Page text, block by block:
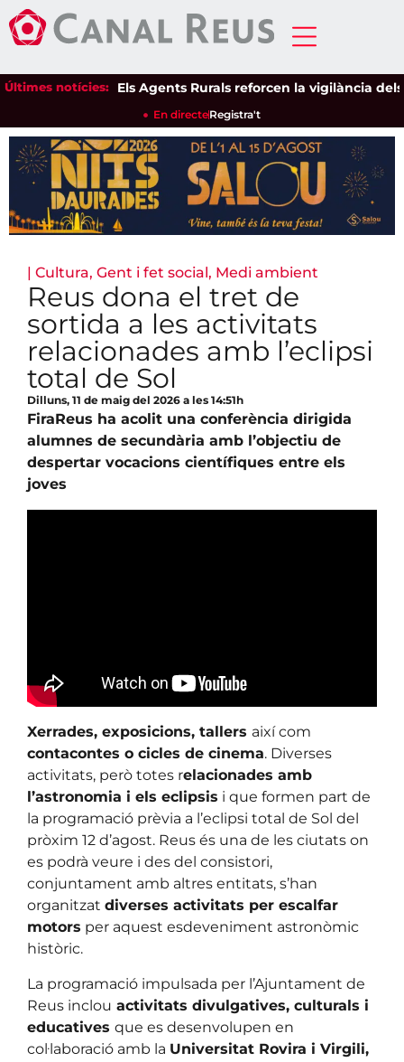
Últimes notícies:Els Agents Rurals reforcen la vigilància dels
En directeRegistra't
| Cultura, Gent i fet social, Medi ambient
Reus dona el tret de
sortida a les activitats
relacionades amb l’eclipsi
total de Sol
Dilluns, 11 de maig del 2026 a les 14:51h
FiraReus ha acolit una conferència dirigida
alumnes de secundària amb l’objectiu de
despertar vocacions científiques entre els
joves
Xerrades, exposicions, tallers així com
contacontes o cicles de cinema. Diverses
activitats, però totes relacionades amb
l’astronomia i els eclipsis i que formen part de
la programació prèvia a l’eclipsi total de Sol del
pròxim 12 d’agost. Reus és una de les ciutats on
es podrà veure i des del consistori,
conjuntament amb altres entitats, s’han
organitzat diverses activitats per escalfar
motors per aquest esdeveniment astronòmic
històric.
La programació impulsada per l’Ajuntament de
Reus inclou activitats divulgatives, culturals i
educatives que es desenvolupen en
col·laboració amb la Universitat Rovira i Virgili,